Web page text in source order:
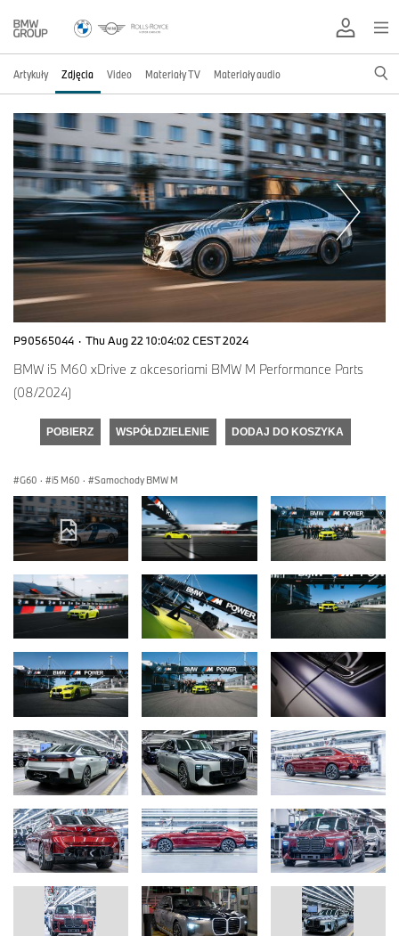
Artykuły Zdjęcia Video Materiały TV Materiały audio
P90565044 · Thu Aug 22 10:04:02 CEST 2024
BMW i5 M60 xDrive z akcesoriami BMW M Performance Parts
(08/2024)
POBIERZ WSPÓŁDZIELENIE DODAJ DO KOSZYKA
G60 · i5 M60 · Samochody BMW M